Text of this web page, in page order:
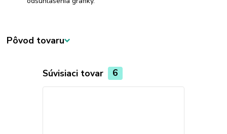
Pôvod tovaru
Súvisiaci tovar 6